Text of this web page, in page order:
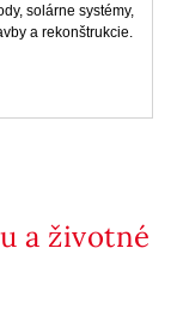
solárne systémy,
a rekonštrukcie.
a životné